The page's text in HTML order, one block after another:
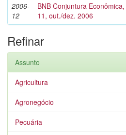
2006-
12
BNB Conjuntura Econômica,
11, out./dez. 2006
Refinar
Assunto
Agricultura
Agronegócio
Pecuária